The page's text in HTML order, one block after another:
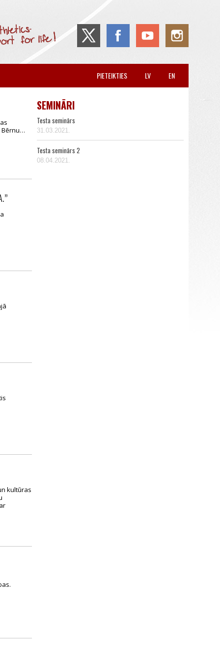
EN
LV
PIETEIKTIES
Bērnu…
kultūras
SEMINĀRI
Testa seminārs
31.03.2021.
Testa seminārs 2
08.04.2021.